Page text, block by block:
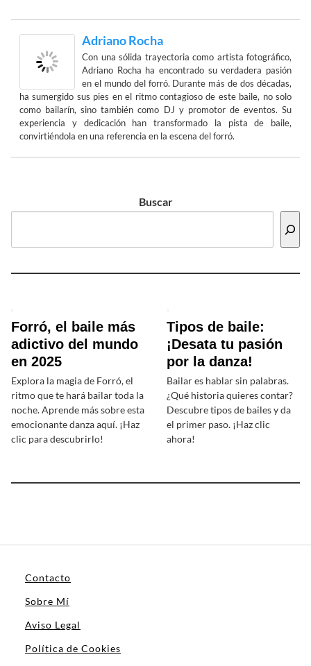
Adriano Rocha
Con una sólida trayectoria como artista fotográfico,
Adriano Rocha ha encontrado su verdadera pasión
en el mundo del forró. Durante más de dos décadas,
ha sumergido sus pies en el ritmo contagioso de este baile, no solo
como bailarín, sino también como DJ y promotor de eventos. Su
experiencia y dedicación han transformado la pista de baile,
convirtiéndola en una referencia en la escena del forró.
Buscar
Forró, el baile más
adictivo del mundo
en 2025
Explora la magia de Forró, el
ritmo que te hará bailar toda la
noche. Aprende más sobre esta
emocionante danza aquí. ¡Haz
clic para descubrirlo!
Tipos de baile:
¡Desata tu pasión
por la danza!
Bailar es hablar sin palabras.
¿Qué historia quieres contar?
Descubre tipos de bailes y da
el primer paso. ¡Haz clic
ahora!
Contacto
Sobre Mí
Aviso Legal
Política de Cookies